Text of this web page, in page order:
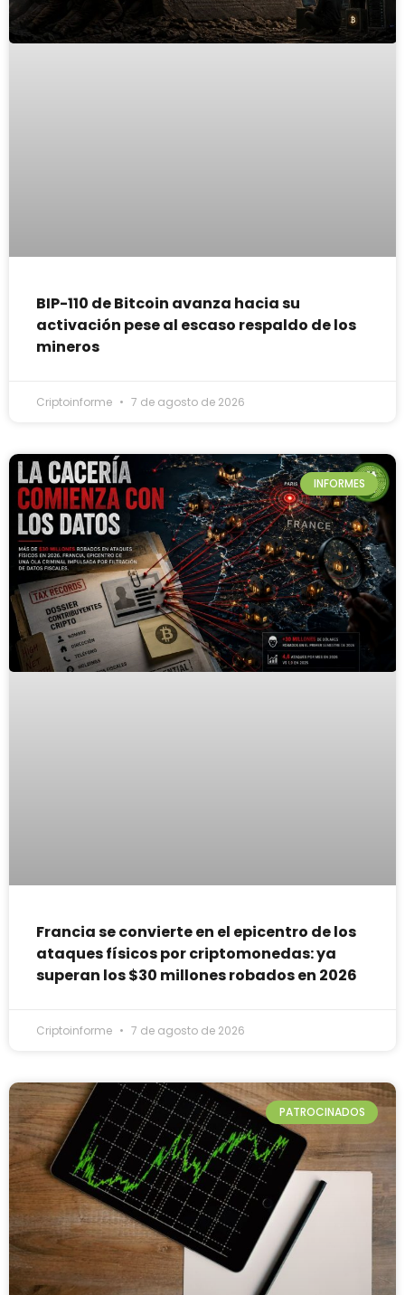
BIP-110 de Bitcoin avanza hacia su
activación pese al escaso respaldo de los
mineros
Criptoinforme 7 de agosto de 2026
INFORMES
Francia se convierte en el epicentro de los
ataques físicos por criptomonedas: ya
superan los $30 millones robados en 2026
Criptoinforme 7 de agosto de 2026
PATROCINADOS